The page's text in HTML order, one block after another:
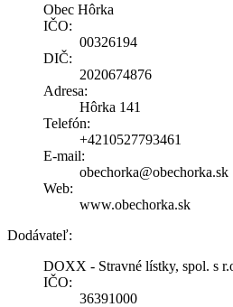
Obec Hôrka
IČO:
00326194
DIČ:
2020674876
Adresa:
Hôrka 141
Telefón:
+4210527793461
E-mail:
obechorka@obechorka.sk
Web:
www.obechorka.sk
Dodávateľ:
DOXX - Stravné lístky, spol. s
IČO:
36391000